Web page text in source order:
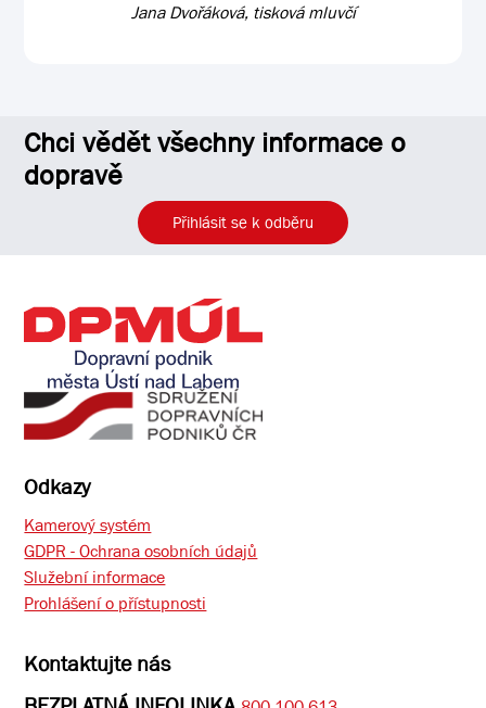
Jana Dvořáková, tisková mluvčí
Chci vědět všechny informace o
dopravě
Přihlásit se k odběru
Odkazy
Kamerový systém
GDPR - Ochrana osobních údajů
Služební informace
Prohlášení o přístupnosti
Kontaktujte nás